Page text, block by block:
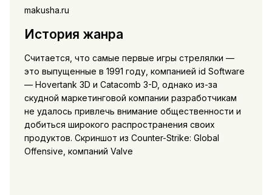
makusha.ru
История жанра
Считается, что самые первые игры стрелялки —
это выпущенные в 1991 году, компанией id Software
— Hovertank 3D и Catacomb 3-D, однако из-за
скудной маркетинговой компании разработчикам
не удалось привлечь внимание общественности и
добиться широкого распространения своих
продуктов. Скриншот из Counter-Strike: Global
Offensive, компаний Valve